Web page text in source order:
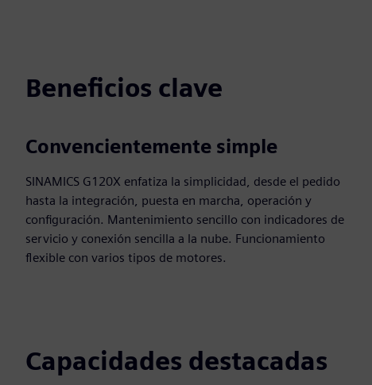
Beneficios clave
Convencientemente simple
SINAMICS G120X enfatiza la simplicidad, desde el pedido
hasta la integración, puesta en marcha, operación y
configuración. Mantenimiento sencillo con indicadores de
servicio y conexión sencilla a la nube. Funcionamiento
flexible con varios tipos de motores.
Capacidades destacadas